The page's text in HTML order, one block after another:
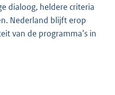
dialoog, heldere criteria
Nederland blijft erop
van de programma’s in